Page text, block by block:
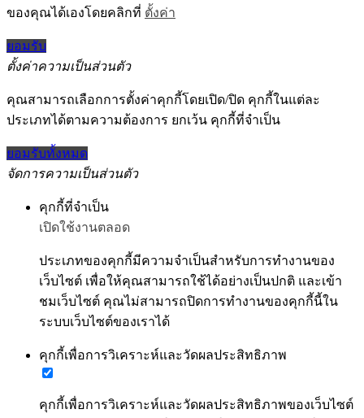
ของคุณได้เองโดยคลิกที่ ตั้งค่า
ยอมรับ
ตั้งค่าความเป็นส่วนตัว
คุณสามารถเลือกการตั้งค่าคุกกี้โดยเปิด/ปิด คุกกี้ในแต่ละ
ประเภทได้ตามความต้องการ ยกเว้น คุกกี้ที่จำเป็น
ยอมรับทั้งหมด
จัดการความเป็นส่วนตัว
คุกกี้ที่จำเป็น
เปิดใช้งานตลอด
ประเภทของคุกกี้มีความจำเป็นสำหรับการทำงานของ
เว็บไซต์ เพื่อให้คุณสามารถใช้ได้อย่างเป็นปกติ และเข้า
ชมเว็บไซต์ คุณไม่สามารถปิดการทำงานของคุกกี้นี้ใน
ระบบเว็บไซต์ของเราได้
คุกกี้เพื่อการวิเคราะห์และวัดผลประสิทธิภาพ
คุกกี้เพื่อการวิเคราะห์และวัดผลประสิทธิภาพของเว็บไซต์